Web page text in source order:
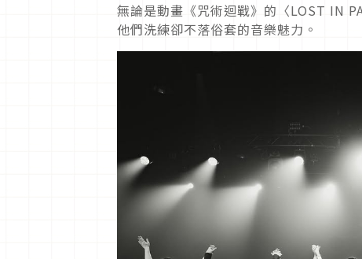
無論是動畫《咒術迴戰》的〈LOST IN
他們洗練卻不落俗套的音樂魅力。